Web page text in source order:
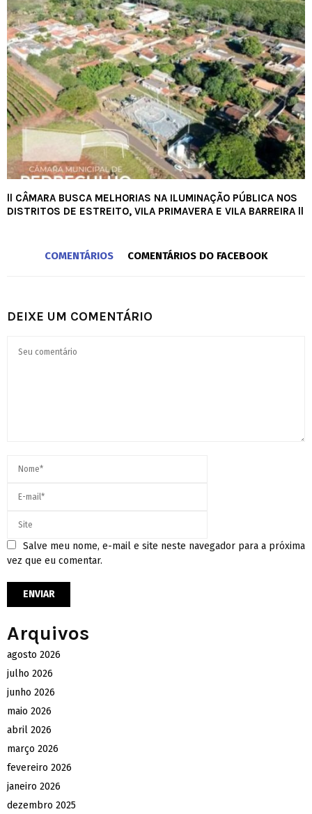
ll CÂMARA BUSCA MELHORIAS NA ILUMINAÇÃO PÚBLICA NOS
DISTRITOS DE ESTREITO, VILA PRIMAVERA E VILA BARREIRA ll
COMENTÁRIOS COMENTÁRIOS DO FACEBOOK
DEIXE UM COMENTÁRIO
Salve meu nome, e-mail e site neste navegador para a próxima
vez que eu comentar.
Arquivos
agosto 2026
julho 2026
junho 2026
maio 2026
abril 2026
março 2026
fevereiro 2026
janeiro 2026
dezembro 2025